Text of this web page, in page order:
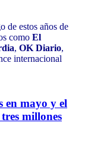
de estos años de
como El
, OK Diario,
internacional
en mayo y el
millones